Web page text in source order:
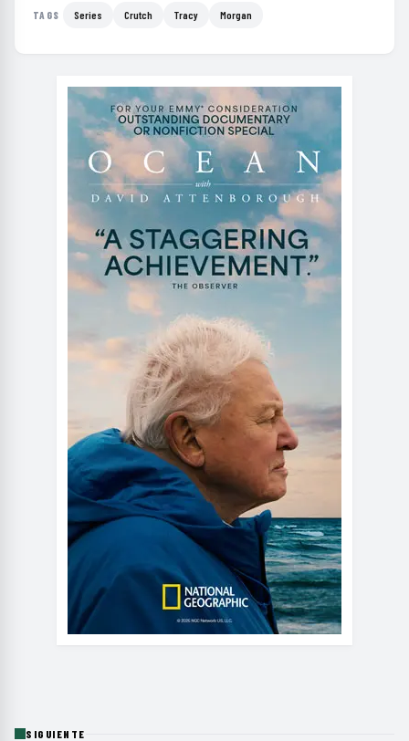
TAGS Series Crutch Tracy Morgan
SIGUIENTE